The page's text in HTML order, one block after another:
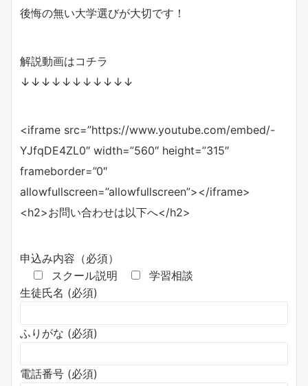
後悔の無い大学選びが大切です！
解説動画はコチラ
↓↓↓↓↓↓↓↓↓↓↓
<iframe src=”https://www.youtube.com/embed/-
YJfqDE4ZL0″ width=”560″ height=”315″
frameborder=”0″
allowfullscreen=”allowfullscreen”></iframe>
<h2>お問い合わせは以下へ</h2>
申込み内容（必須）
スクール説明
学習相談
生徒氏名 (必須)
ふりがな (必須)
電話番号 (必須)